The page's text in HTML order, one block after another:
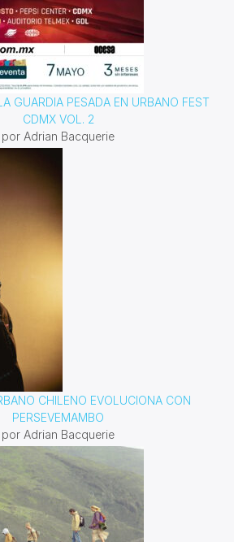
GUARDIA PESADA EN URBANO FEST
CDMX VOL. 2
por Adrian Bacquerie
CHILENO EVOLUCIONA CON
PERSEVEMAMBO
por Adrian Bacquerie